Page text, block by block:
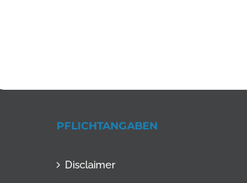
PFLICHTANGABEN
Disclaimer